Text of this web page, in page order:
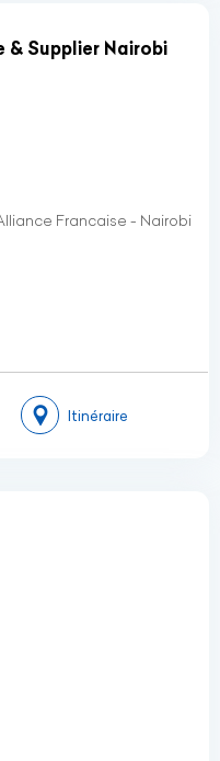
Supplier Nairobi
Francaise - Nairobi
Itinéraire